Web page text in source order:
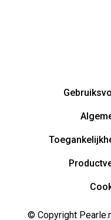
© Copyright